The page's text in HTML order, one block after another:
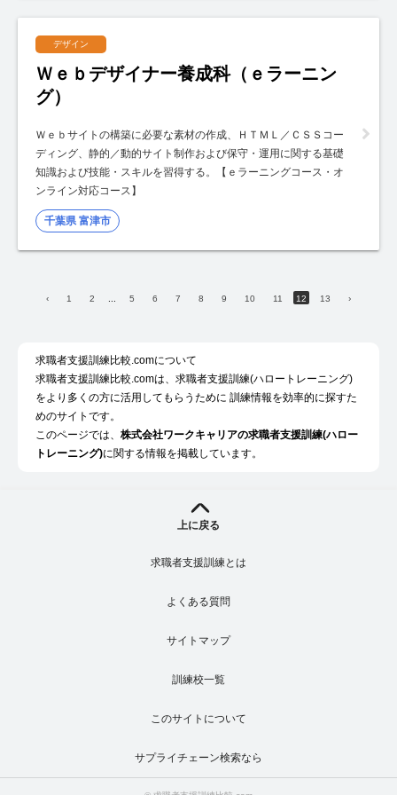
デザイン
Ｗｅｂデザイナー養成科（ｅラーニン
グ）
Ｗｅｂサイトの構築に必要な素材の作成、ＨＴＭＬ／ＣＳＳコー
ディング、静的／動的サイト制作および保守・運用に関する基礎
知識および技能・スキルを習得する。【ｅラーニングコース・オ
ンライン対応コース】
千葉県 富津市
‹ 1 2 5 6 7 8 9 10 11 12 13 ›
求職者支援訓練比較.comについて
求職者支援訓練比較.comは、求職者支援訓練(ハロートレーニング)
をより多くの方に活用してもらうために 訓練情報を効率的に探すた
めのサイトです。
このページでは、 株式会社ワークキャリアの求職者支援訓練(ハロー
トレーニング)に関する情報を掲載しています。
上に戻る
求職者支援訓練とは
よくある質問
サイトマップ
訓練校一覧
このサイトについて
サプライチェーン検索なら